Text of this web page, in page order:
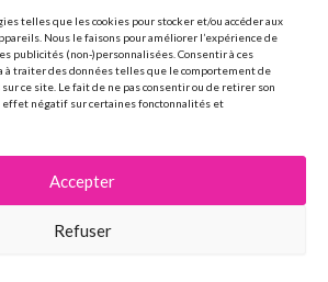
telles que les cookies pour stocker et/ou accéder aux
Nous le faisons pour améliorer l’expérience de
publicités (non-)personnalisées. Consentir à ces
à traiter des données telles que le comportement de
ce site. Le fait de ne pas consentir ou de retirer son
effet négatif sur certaines fonctonnalités et
Accepter
Refuser
Argile verte
: Avis et fait maison
Les produits bio
sur les palettes de maquillage
2026 Les cosmétiques se cuisinent